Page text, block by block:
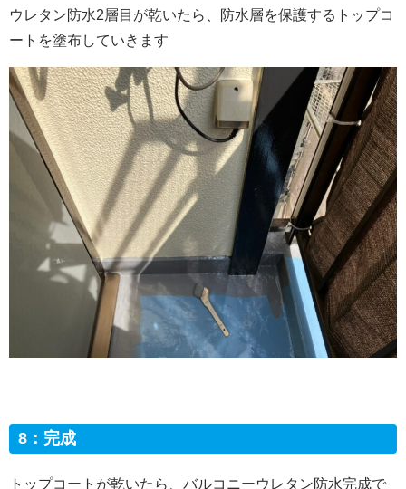
ウレタン防水2層目が乾いたら、防水層を保護するトップコ
ートを塗布していきます
8：完成
トップコートが乾いたら、バルコニーウレタン防水完成で